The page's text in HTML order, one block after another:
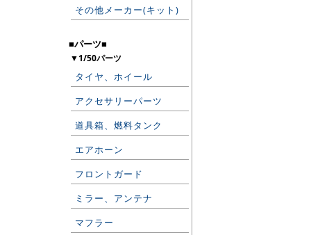
その他メーカー(キット)
■パーツ■
▼1/50パーツ
タイヤ、ホイール
アクセサリーパーツ
道具箱、燃料タンク
エアホーン
フロントガード
ミラー、アンテナ
マフラー